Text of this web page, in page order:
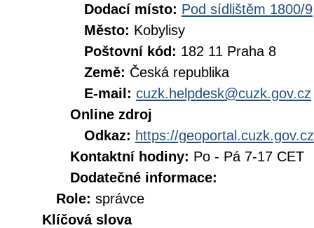
Dodací místo: Pod sídlištěm 1800/9
Město: Kobylisy
Poštovní kód: 182 11 Praha 8
Země: Česká republika
E-mail: cuzk.helpdesk@cuzk.gov.cz
Online zdroj
Odkaz: https://geoportal.cuzk.gov.cz
Kontaktní hodiny: Po - Pá 7-17 CET
Dodatečné informace:
Role: správce
Klíčová slova